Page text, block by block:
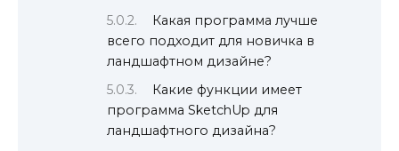
Какая программа лучше
всего подходит для новичка в
ландшафтном дизайне?
Какие функции имеет
программа SketchUp для
ландшафтного дизайна?